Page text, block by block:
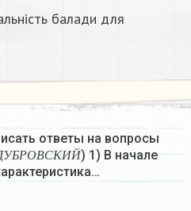
балади для
ответы на вопросы
УБР ОВ СКИЙ
УБРОВСКИЙ) 1) В начале